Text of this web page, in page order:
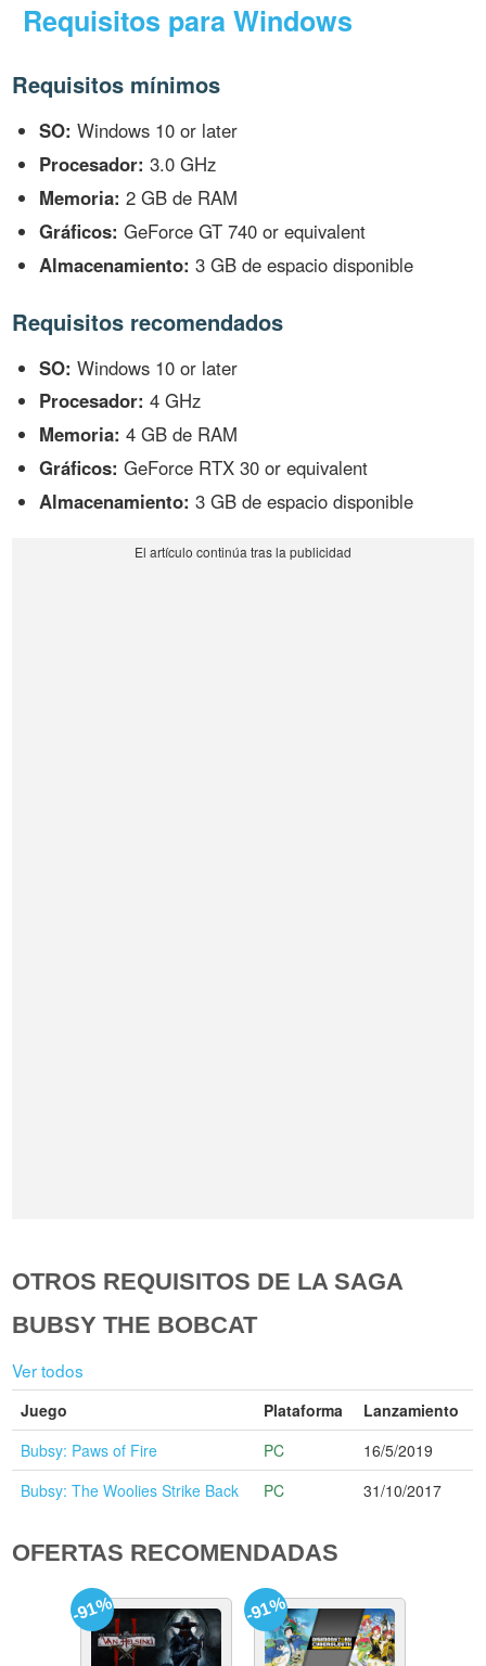
Requisitos para Windows
Requisitos mínimos
SO: Windows 10 or later
Procesador: 3.0 GHz
Memoria: 2 GB de RAM
Gráficos: GeForce GT 740 or equivalent
Almacenamiento: 3 GB de espacio disponible
Requisitos recomendados
SO: Windows 10 or later
Procesador: 4 GHz
Memoria: 4 GB de RAM
Gráficos: GeForce RTX 30 or equivalent
Almacenamiento: 3 GB de espacio disponible
OTROS REQUISITOS DE LA SAGA
BUBSY THE BOBCAT
Ver todos
Juego Plataforma
Lanzamiento
Bubsy: Paws of Fire
PC
16/5/2019
Bubsy: The Woolies Strike Back
PC 31/10/2017
OFERTAS RECOMENDADAS
-91% -91%